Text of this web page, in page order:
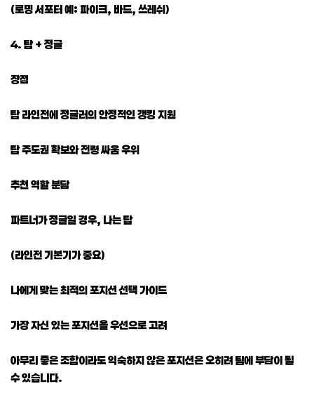
(로밍 서포터 예: 파이크, 바드, 쓰레쉬)
4. 탑 + 정글
장점
탑 라인전에 정글러의 안정적인 갱킹 지원
탑 주도권 확보와 전령 싸움 우위
추천 역할 분담
파트너가 정글일 경우, 나는 탑
(라인전 기본기가 중요)
나에게 맞는 최적의 포지션 선택 가이드
가장 자신 있는 포지션을 우선으로 고려
아무리 좋은 조합이라도 익숙하지 않은 포지션은 오히려 팀에 부담이 될
수 있습니다.